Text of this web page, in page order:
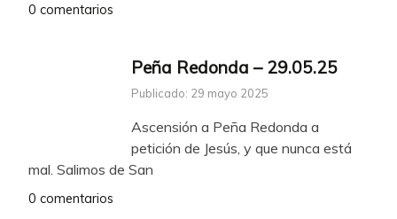
0 comentarios
Peña Redonda – 29.05.25
Publicado: 29 mayo 2025
Ascensión a Peña Redonda a
petición de Jesús, y que nunca está
mal. Salimos de San
0 comentarios